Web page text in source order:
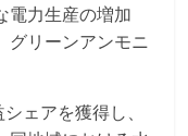
電力生産の増加
グリーンアンモニ
ェアを獲得し、